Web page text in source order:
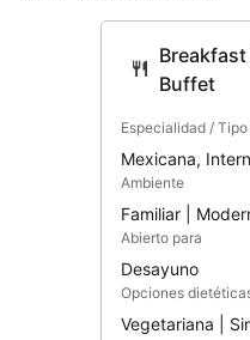
personalizados,
servicio deBuffet
Especialidad /
Mexicana,
Ambiente
Familiar |
Abierto para
Desayuno
Opciones
Vegetariana |